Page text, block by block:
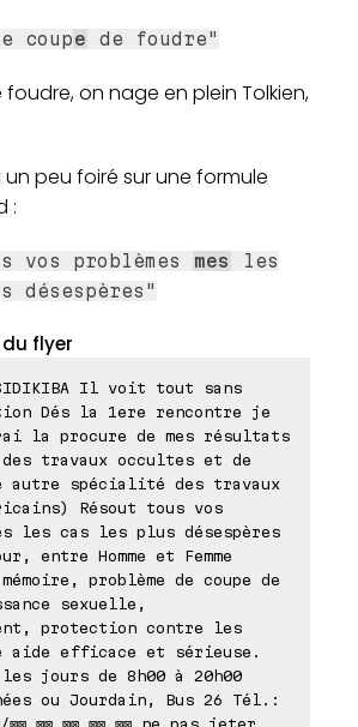
coupe de foudre"
on nage en plein Tolkien,
un peu foiré sur une formule
:
vos problèmes mes
les
désespères"
flyer
SIDIKIBA Il voit tout sans
Dés la 1ere rencontre je
la procure de mes résultats
travaux occultes et de
autre spécialité des travaux
Résout tous vos
les cas les plus désespères
entre Homme et Femme
problème de coupe de
sexuelle,
protection contre les
aide efficace et sérieuse.
jours de 8h00 à 20h00
ou Jourdain, Bus 26 Tél.:
⊠⊠ ⊠⊠ ⊠⊠ ⊠⊠ ⊠⊠ ne pas jeter